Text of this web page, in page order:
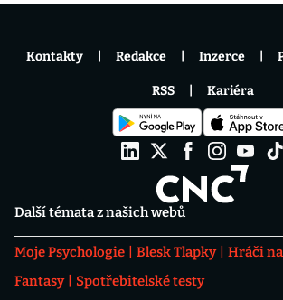
Další témata z našich webů
Moje Psychologie Blesk Tlapky Hráči
Fantasy
Spotřebitelské testy
Kontakty Redakce Inzerce
RSS Kariéra